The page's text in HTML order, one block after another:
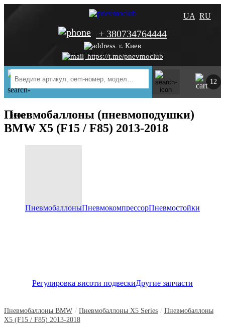
UA RU
+ 380734764444
г. Киев
https://t.me/pnevmoclub
12
Пневмобаллоны (пневмоподушки)
BMW X5 (F15 / F85) 2013-2018
ПневмобаллоныПневмокомпрессорПневмостойки
Регулировка висоти подвескиДругие запчасти
Пневмобаллоны BMW / Пневмобаллоны X5 Series / Пневмобаллоны
X5 (F15 / F85) 2013-2018